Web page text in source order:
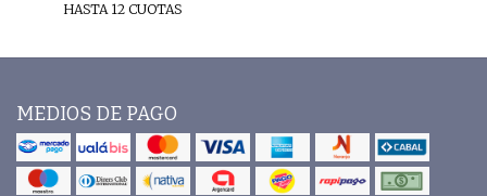
HASTA 12 CUOTAS
MEDIOS DE PAGO